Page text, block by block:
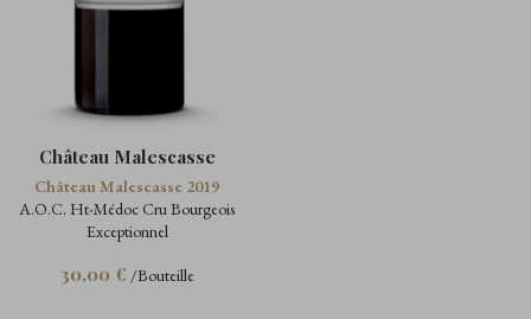
Château Malescasse
Château Malescasse 2019
A.O.C. Ht-Médoc Cru Bourgeois
Exceptionnel
30,00 € /Bouteille